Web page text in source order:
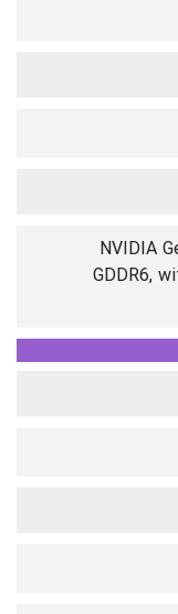
NVIDIA
GDDR6,